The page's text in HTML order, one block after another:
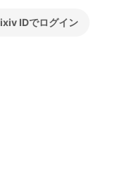
IDでログイン